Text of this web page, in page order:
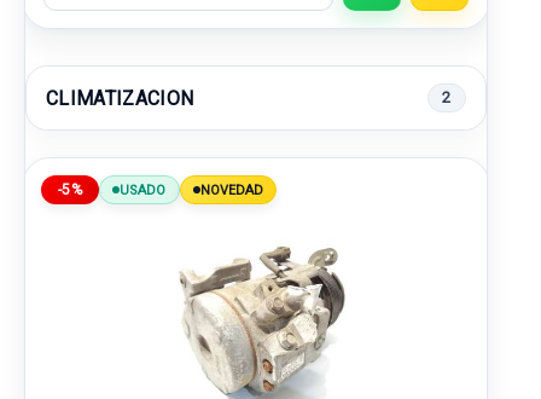
CLIMATIZACION 2
-5% USADO NOVEDAD